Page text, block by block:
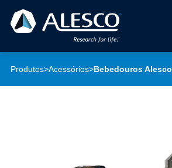
Produtos>Acessórios>Bebedouros Alesco